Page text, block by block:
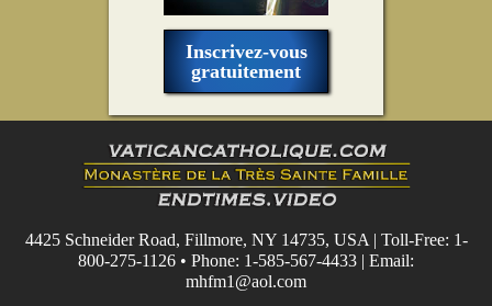
Inscrivez-vous
gratuitement
4425 Schneider Road, Fillmore, NY 14735, USA | Toll-Free: 1-
800-275-1126 • Phone: 1-585-567-4433 | Email:
mhfm1@aol.com